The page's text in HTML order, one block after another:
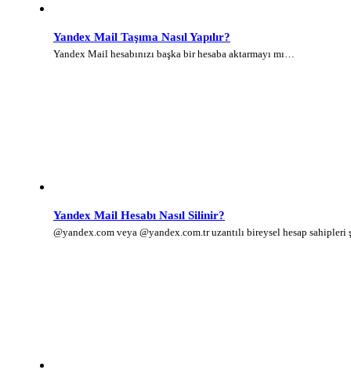
Yandex Mail Taşıma Nasıl Yapılır?
Yandex Mail hesabınızı başka bir hesaba aktarmayı mı…
Yandex Mail Hesabı Nasıl Silinir?
@yandex.com veya @yandex.com.tr uzantılı bireysel hesap